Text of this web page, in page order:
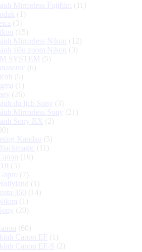
Mirrorless Fujifilm (11)
(1)
(3)
(15)
Mirrorless Nikon
(12)
siêu zoom Nikon
(3)
SYSTEM (5)
(6)
(5)
(1)
(26)
du lịch Sony (3)
Mirrorless Sony (21)
Sony RX (2)
Kandao (5)
(11)
(16)
(5)
(7)
(1)
360 (14)
(1)
(20)
(60)
Canon EF
(1)
Canon EF-S (2)